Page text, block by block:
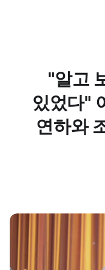
"알고
있었다"
연하와